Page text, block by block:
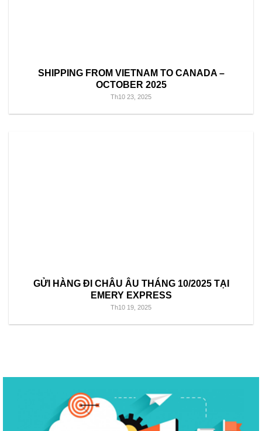
SHIPPING FROM VIETNAM TO CANADA –
OCTOBER 2025
Th10 23, 2025
GỬI HÀNG ĐI CHÂU ÂU THÁNG 10/2025 TẠI
EMERY EXPRESS
Th10 19, 2025